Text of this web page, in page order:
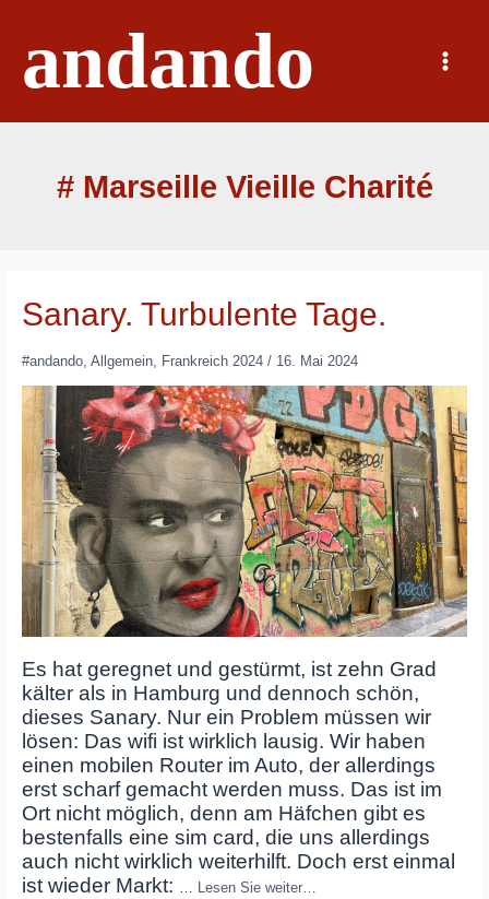
springenandando
Main
Menu
# Marseille Vieille Charité
Sanary. Turbulente Tage.
#andando, Allgemein, Frankreich 2024/ 16. Mai 2024
Es hat geregnet und gestürmt, ist zehn Grad
kälter als in Hamburg und dennoch schön,
dieses Sanary. Nur ein Problem müssen wir
lösen: Das wifi ist wirklich lausig. Wir haben
einen mobilen Router im Auto, der allerdings
erst scharf gemacht werden muss. Das ist im
Ort nicht möglich, denn am Häfchen gibt es
bestenfalls eine sim card, die uns allerdings
auch nicht wirklich weiterhilft. Doch erst einmal
ist wieder Markt: … Lesen Sie weiter…